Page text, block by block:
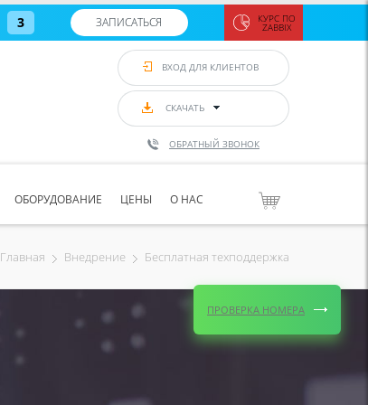
3 ЗАПИСАТЬСЯ КУРС ПО
ZABBIX
ВХОД ДЛЯ КЛИЕНТОВ
СКАЧАТЬ
ОБРАТНЫЙ ЗВОНОК
ОБОРУДОВАНИЕ ЦЕНЫ О НАС
Главная Внедрение Бесплатная техподдержка
ПРОВЕРКА НОМЕРА